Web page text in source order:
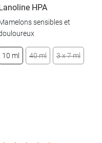
HPA
sensibles et
10 ml 40 ml 3 x 7 ml